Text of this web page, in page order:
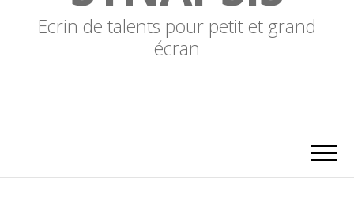
Ecrin de talents pour petit et grand
écran